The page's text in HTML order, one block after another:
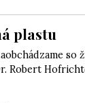
plastu
so
Robert